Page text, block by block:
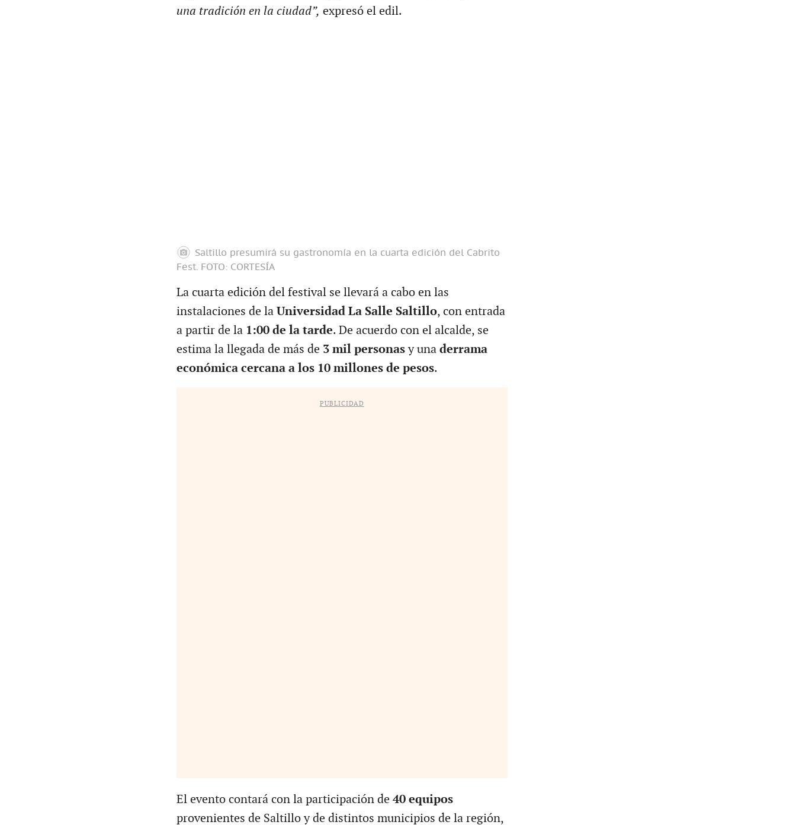
una tradición en la ciudad”, expresó el edil.
Saltillo presumirá su gastronomía en la cuarta edición del Cabrito
Fest. FOTO: CORTESÍA
La cuarta edición del festival se llevará a cabo en las
instalaciones de la Universidad La Salle Saltillo, con entrada
a partir de la 1:00 de la tarde. De acuerdo con el alcalde, se
estima la llegada de más de 3 mil personasy una derrama
económica cercana a los 10 millones de pesos.
PUBLICIDAD
El evento contará con la participación de 40 equipos
provenientes de Saltillo y de distintos municipios de la región,